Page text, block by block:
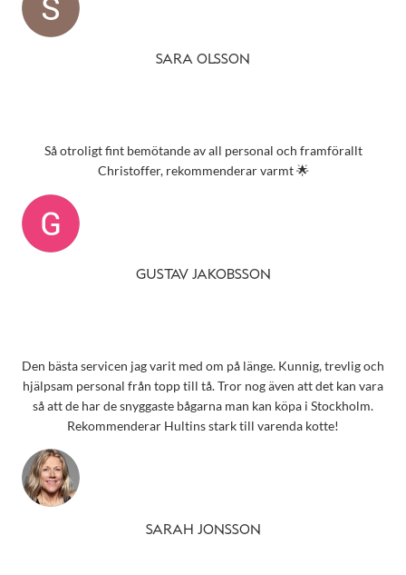
SARA OLSSON
Så otroligt fint bemötande av all personal och framförallt
Christoffer, rekommenderar varmt 🌟
GUSTAV JAKOBSSON
Den bästa servicen jag varit med om på länge. Kunnig, trevlig och
hjälpsam personal från topp till tå. Tror nog även att det kan vara
så att de har de snyggaste bågarna man kan köpa i Stockholm.
Rekommenderar Hultins stark till varenda kotte!
SARAH JONSSON